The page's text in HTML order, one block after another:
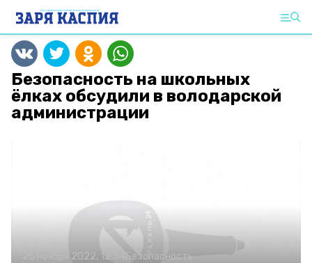
Безопасность на школьных
ёлках обсудили в володарской
администрации
25 ноября 2022, 12:34
Безопасность